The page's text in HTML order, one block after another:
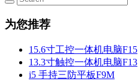
为您推荐
15.6寸工控一体机电脑F15
13.3寸触控一体机电脑F13
i5 手持三防平板F9M